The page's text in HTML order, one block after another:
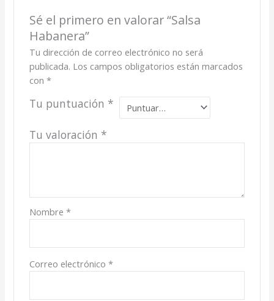
Sé el primero en valorar “Salsa
Habanera”
Tu dirección de correo electrónico no será
publicada. Los campos obligatorios están marcados
con *
Tu puntuación *
Tu valoración *
Nombre *
Correo electrónico *